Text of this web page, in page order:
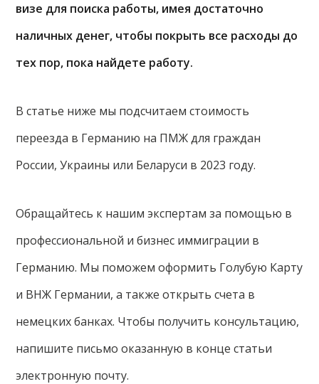
визе для поиска работы, имея достаточно
наличных денег, чтобы покрыть все расходы до
тех пор, пока найдете работу.
В статье ниже мы подсчитаем стоимость
переезда в Германию на ПМЖ для граждан
России, Украины или Беларуси в 2023 году.
Обращайтесь к нашим экспертам за помощью в
профессиональной и бизнес иммиграции в
Германию. Мы поможем оформить Голубую Карту
и ВНЖ Германии, а также открыть счета в
немецких банках. Чтобы получить консультацию,
напишите письмо оказанную в конце статьи
электронную почту.